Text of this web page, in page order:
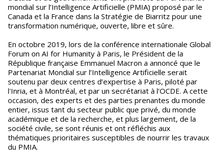
mondial sur l’Intelligence Artificielle (PMIA) proposé par le
Canada et la France dans la Stratégie de Biarritz pour une
transformation numérique, ouverte, libre et sûre.
En octobre 2019, lors de la conférence internationale Global
Forum on AI for Humanity à Paris, le Président de la
République française Emmanuel Macron a annoncé que le
Partenariat Mondial sur l’Intelligence Artificielle serait
soutenu par deux centres d’expertise à Paris, piloté par
l'Inria, et à Montréal, et par un secrétariat à l’OCDE. A cette
occasion, des experts et des parties prenantes du monde
entier, issus tant du secteur public que privé, du monde
académique et de la recherche, et plus largement, de la
société civile, se sont réunis et ont réfléchis aux
thématiques prioritaires susceptibles de nourrir les travaux
du PMIA.